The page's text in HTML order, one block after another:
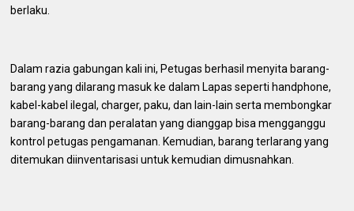
berlaku.
Dalam razia gabungan kali ini, Petugas berhasil menyita barang-
barang yang dilarang masuk ke dalam Lapas seperti handphone,
kabel-kabel ilegal, charger, paku, dan lain-lain serta membongkar
barang-barang dan peralatan yang dianggap bisa mengganggu
kontrol petugas pengamanan. Kemudian, barang terlarang yang
ditemukan diinventarisasi untuk kemudian dimusnahkan.